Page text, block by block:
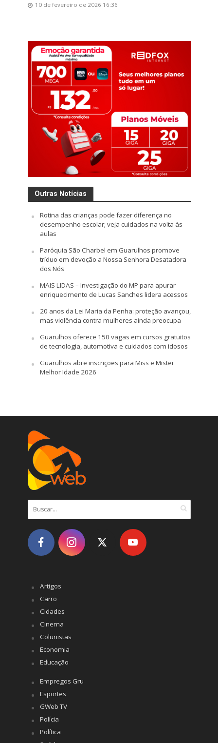
10 de fevereiro de 2026 16:36
Outras Notícias
Rotina das crianças pode fazer diferença no
desempenho escolar; veja cuidados na volta às
aulas
Paróquia São Charbel em Guarulhos promove
tríduo em devoção a Nossa Senhora Desatadora
dos Nós
MAIS LIDAS – Investigação do MP para apurar
enriquecimento de Lucas Sanches lidera acessos
20 anos da Lei Maria da Penha: proteção avançou,
mas violência contra mulheres ainda preocupa
Guarulhos oferece 150 vagas em cursos gratuitos
de tecnologia, automotiva e cuidados com idosos
Guarulhos abre inscrições para Miss e Mister
Melhor Idade 2026
Artigos
Carro
Cidades
Cinema
Colunistas
Economia
Educação
Empregos Gru
Esportes
GWeb TV
Polícia
Política